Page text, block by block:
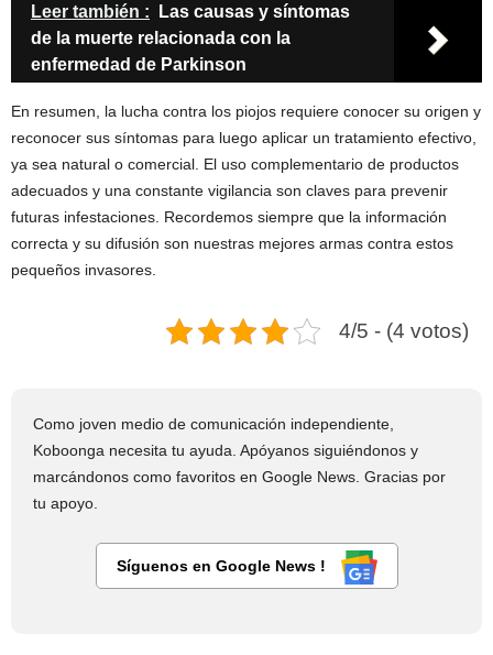
Leer también :
Las causas y síntomas
de la muerte relacionada con la
enfermedad de Parkinson
En resumen, la lucha contra los piojos requiere conocer su origen y
reconocer sus síntomas para luego aplicar un tratamiento efectivo,
ya sea natural o comercial. El uso complementario de productos
adecuados y una constante vigilancia son claves para prevenir
futuras infestaciones. Recordemos siempre que la información
correcta y su difusión son nuestras mejores armas contra estos
pequeños invasores.
4/5 - (4 votos)
Como joven medio de comunicación independiente,
Koboonga necesita tu ayuda. Apóyanos siguiéndonos y
marcándonos como favoritos en Google News. Gracias por
tu apoyo.
Síguenos en Google News !